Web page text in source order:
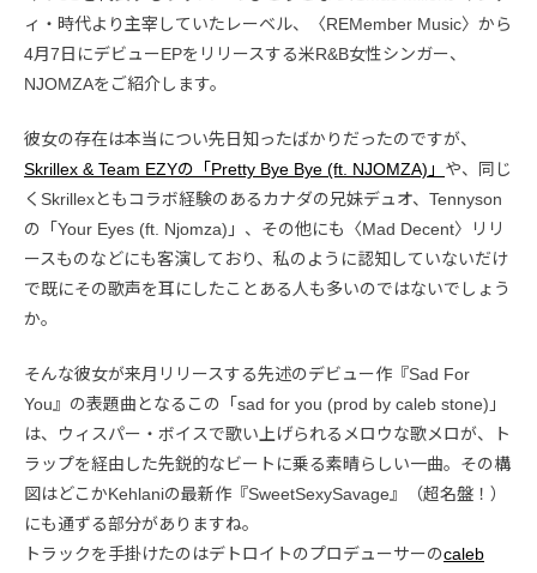
ィ・時代より主宰していたレーベル、〈REMember Music〉から
4月7日にデビューEPをリリースする米R&B女性シンガー、
NJOMZAをご紹介します。
彼女の存在は本当につい先日知ったばかりだったのですが、
Skrillex & Team EZYの「Pretty Bye Bye (ft. NJOMZA)」 や、同じ
くSkrillexともコラボ経験のあるカナダの兄妹デュオ、Tennyson
の「Your Eyes (ft. Njomza)」、その他にも〈Mad Decent〉リリ
ースものなどにも客演しており、私のように認知していないだけ
で既にその歌声を耳にしたことある人も多いのではないでしょう
か。
そんな彼女が来月リリースする先述のデビュー作『Sad For
You』の表題曲となるこの「sad for you (prod by caleb stone)」
は、ウィスパー・ボイスで歌い上げられるメロウな歌メロが、ト
ラップを経由した先鋭的なビートに乗る素晴らしい一曲。その構
図はどこかKehlaniの最新作『SweetSexySavage』（超名盤！）
にも通ずる部分がありますね。
トラックを手掛けたのはデトロイトのプロデューサーのcaleb